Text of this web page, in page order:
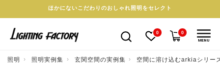
ほかにないこだわりのおしゃれ照明をセレクト
0 0
MENU
照明 照明実例集 玄関空間の実例集 空間に溶け込むarkiaシリー